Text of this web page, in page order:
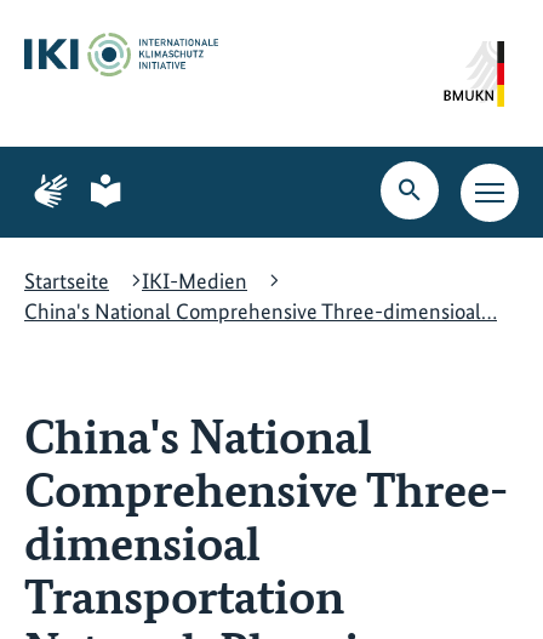
Hauptinhalt
springen
Suche
springen
Hauptnavigation
springen
Zur
Seite
Gebärdensprache
Zur
Seite
leichte
Suche
öffnen
Startseite
IKI-Medien
China's National Comprehensive Three-dimensioal…
China's National
Comprehensive Three-
dimensioal
Transportation